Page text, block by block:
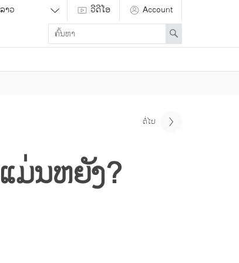
ວີດີໂອ
Account
Enter
search
term
Search
ຕໍ່ໄປ
ມ່ນຫຍັງ?